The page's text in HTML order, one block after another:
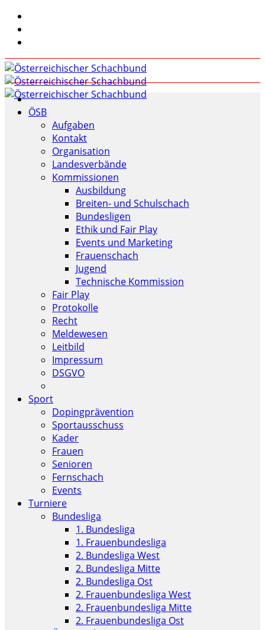
ÖSB
Aufgaben
Kontakt
Organisation
Landesverbände
Kommissionen
Ausbildung
Breiten- und Schulschach
Bundesligen
Ethik und Fair Play
Events und Marketing
Frauenschach
Jugend
Technische Kommission
Fair Play
Protokolle
Recht
Meldewesen
Leitbild
Impressum
DSGVO
Sport
Dopingprävention
Sportausschuss
Kader
Frauen
Senioren
Fernschach
Events
Turniere
Bundesliga
1. Bundesliga
1. Frauenbundesliga
2. Bundesliga West
2. Bundesliga Mitte
2. Bundesliga Ost
2. Frauenbundesliga West
2. Frauenbundesliga Mitte
2. Frauenbundesliga Ost